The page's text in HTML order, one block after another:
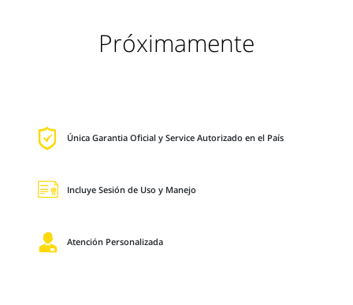
Próximamente
Única Garantia Oficial y Service Autorizado en el País
Incluye Sesión de Uso y Manejo
Atención Personalizada